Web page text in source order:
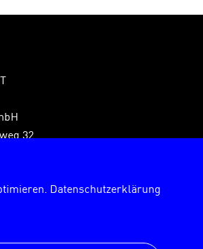
Datenschutzerklärung
32
9891529